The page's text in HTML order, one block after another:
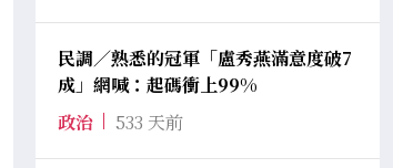
民調／熟悉的冠軍「盧秀燕滿意度破7
成」網喊：起碼衝上99%
政治
533 天前